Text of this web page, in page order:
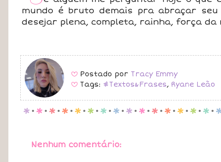
mundo é bruto demais pra abraçar
desejar plena, completa, rainha, força da
B Postado por Tracy Emmy
B Tags: #Textos&Frases, Ryane Leão
p . p . p . p . p . p . p . p . p . p . p . p . p . p . p .
Nenhum comentário: